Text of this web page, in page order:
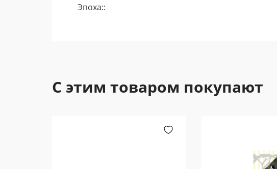
Эпоха::
С этим товаром покупают